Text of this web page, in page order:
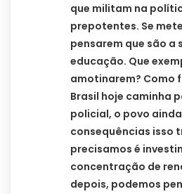
que militam na
prepotentes. Se
pensarem que são a
educação. Que
amotinarem? Como
Brasil hoje caminha
policial, o povo
consequências isso
precisamos é
concentração de
depois, podemos